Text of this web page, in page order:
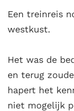
Een treinreis
westkust.
Het was de
en terug
hapert het
niet mogelijk